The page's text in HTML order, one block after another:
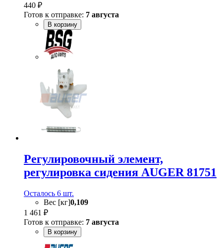
440 ₽
Готов к отправке: 7 августа
В корзину
Регулировочный элемент,
регулировка сидения AUGER 81751
Осталось 6 шт.
Вес [кг]0,109
1 461 ₽
Готов к отправке: 7 августа
В корзину